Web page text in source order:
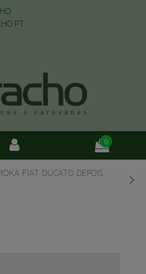
0
FIAT DUCATO DEPOIS